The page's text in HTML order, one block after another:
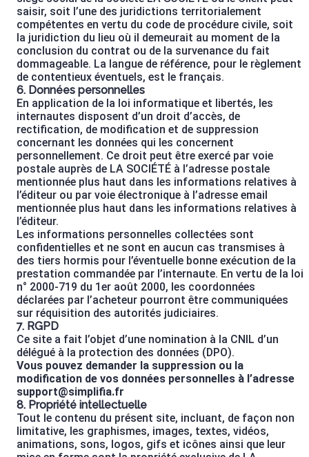
saisir, soit l’une des juridictions territorialement
compétentes en vertu du code de procédure civile, soit
la juridiction du lieu où il demeurait au moment de la
conclusion du contrat ou de la survenance du fait
dommageable. La langue de référence, pour le règlement
de contentieux éventuels, est le français.
6. Données personnelles
En application de la loi informatique et libertés, les
internautes disposent d’un droit d’accès, de
rectification, de modification et de suppression
concernant les données qui les concernent
personnellement. Ce droit peut être exercé par voie
postale auprès de LA SOCIÉTÉ à l’adresse postale
mentionnée plus haut dans les informations relatives à
l’éditeur ou par voie électronique à l’adresse email
mentionnée plus haut dans les informations relatives à
l’éditeur.
Les informations personnelles collectées sont
confidentielles et ne sont en aucun cas transmises à
des tiers hormis pour l’éventuelle bonne exécution de la
prestation commandée par l’internaute. En vertu de la loi
n° 2000-719 du 1er août 2000, les coordonnées
déclarées par l’acheteur pourront être communiquées
sur réquisition des autorités judiciaires.
7. RGPD
Ce site a fait l’objet d’une nomination à la CNIL d’un
délégué à la protection des données (DPO).
Vous pouvez demander la suppression ou la
modification de vos données personnelles à l’adresse
support@simplifia.fr
8. Propriété intellectuelle
Tout le contenu du présent site, incluant, de façon non
limitative, les graphismes, images, textes, vidéos,
animations, sons, logos, gifs et icônes ainsi que leur